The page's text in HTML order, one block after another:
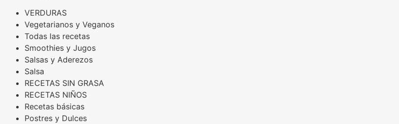
VERDURAS
Vegetarianos y Veganos
Todas las recetas
Smoothies y Jugos
Salsas y Aderezos
Salsa
RECETAS SIN GRASA
RECETAS NIÑOS
Recetas básicas
Postres y Dulces